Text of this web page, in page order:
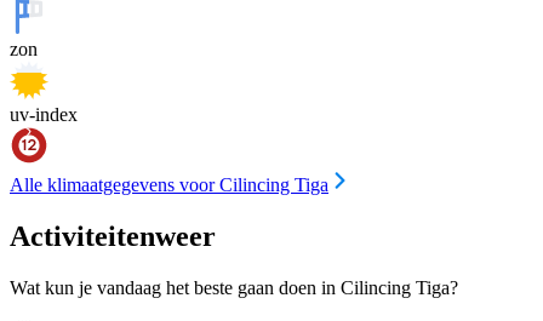
zon
uv-index
Alle klimaatgegevens voor Cilincing Tiga
Activiteitenweer
Wat kun je vandaag het beste gaan doen in Cilincing Tiga?